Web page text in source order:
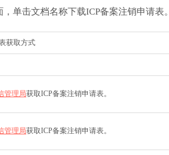
，单击文档名称下载ICP备案注销申请表。
获取方式
管理局获取ICP备案注销申请表。
管理局获取ICP备案注销申请表。